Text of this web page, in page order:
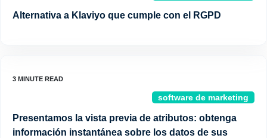
Alternativa a Klaviyo que cumple con el RGPD
software de marketing
Presentamos la vista previa de atributos: obtenga
información instantánea sobre los datos de sus